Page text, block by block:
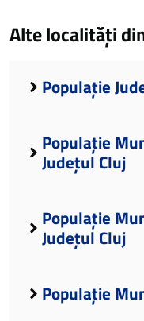
Alte localități
Populație
Populație
Județul Cluj
Populație
Județul Cluj
Populație